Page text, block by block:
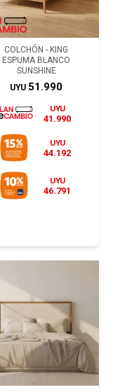
COLCHÓN - KING
ESPUMA BLANCO
SUNSHINE
UYU 51.990
UYU
41.990
UYU
44.192
UYU
46.791